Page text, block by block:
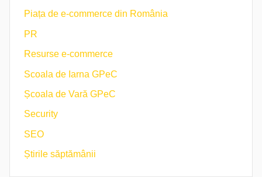
Piața de e-commerce din România
PR
Resurse e-commerce
Scoala de Iarna GPeC
Școala de Vară GPeC
Security
SEO
Știrile săptămânii